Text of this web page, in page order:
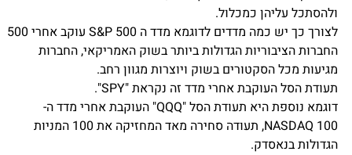
ולהסתכל עליהן כמכלול.
לצורך כך יש כמה מדדים לדוגמא מדד ה S&P 500 עוקב אחרי 500
החברות הציבוריות הגדולות ביותר בשוק האמריקאי, החברות
מגיעות מכל הסקטורים בשוק ויוצרות מגוון רחב.
תעודת הסל העוקבת אחרי מדד זה נקראת "SPY".
דוגמא נוספת היא תעודת הסל "QQQ" העוקבת אחרי מדד ה-
NASDAQ 100, תעודה סחירה מאד המחזיקה את 100 המניות
הגדולות בנאסדק.